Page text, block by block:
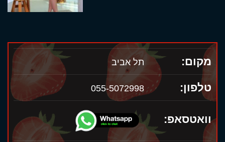
מקום: תל אביב
טלפון: 055-5072998
וואטסאפ: